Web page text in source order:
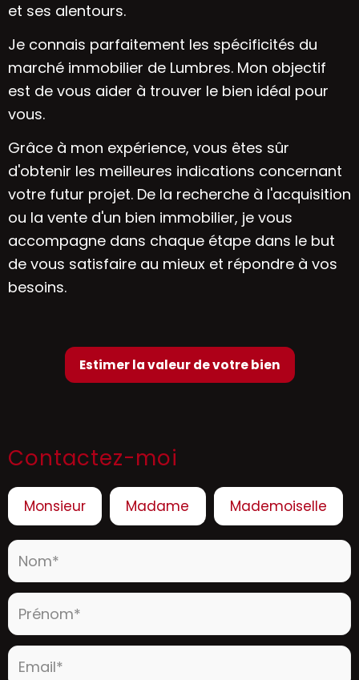
et ses alentours.
Je connais parfaitement les spécificités du
marché immobilier de Lumbres. Mon objectif
est de vous aider à trouver le bien idéal pour
vous.
Grâce à mon expérience, vous êtes sûr
d'obtenir les meilleures indications concernant
votre futur projet. De la recherche à l'acquisition
ou la vente d'un bien immobilier, je vous
accompagne dans chaque étape dans le but
de vous satisfaire au mieux et répondre à vos
besoins.
Estimer la valeur de votre bien
Contactez-moi
Civilité :
Monsieur Madame Mademoiselle
Nom* :
Prénom* :
Email* :